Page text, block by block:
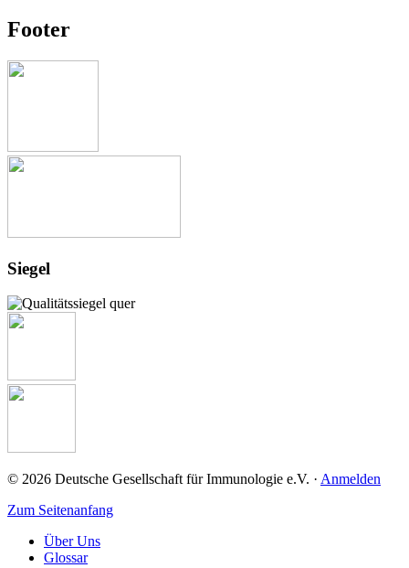
Footer
Siegel
© 2026 Deutsche Gesellschaft für Immunologie e.V. · Anmelden
Zum Seitenanfang
Über Uns
Glossar